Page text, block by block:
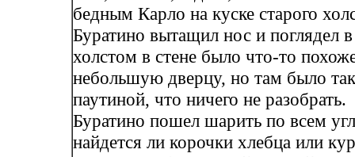
бедным Карло на куске старого
Буратино вытащил нос и поглядел
холстом в стене было что-то
небольшую дверцу, но там было так
паутиной, что ничего не разобрать.
Буратино пошел шарить по всем
найдется ли корочки хлебца или